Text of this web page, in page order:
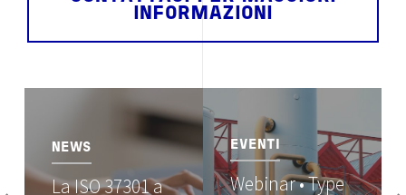
INFORMAZIONI
NEWS
La ISO 37301 a
EVENTI
Webinar • Type